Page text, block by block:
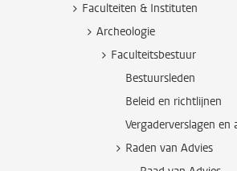
Faculteiten & Instituten
Archeologie
Faculteitsbestuur
Bestuursleden
Beleid en richtlijnen
Vergaderverslagen en
Raden van Advies